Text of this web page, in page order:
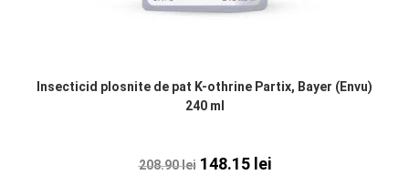
Insecticid plosnite de pat K-othrine Partix, Bayer (Envu)
240 ml
208.90lei 148.15 lei